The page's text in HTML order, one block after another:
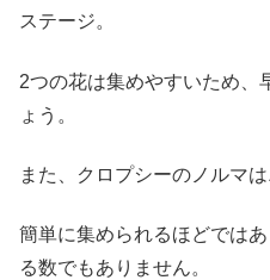
ステージ。
2つの花は集めやすいため、
ょう。
また、クロプシーのノルマ
簡単に集められるほどでは
る数でもありません。